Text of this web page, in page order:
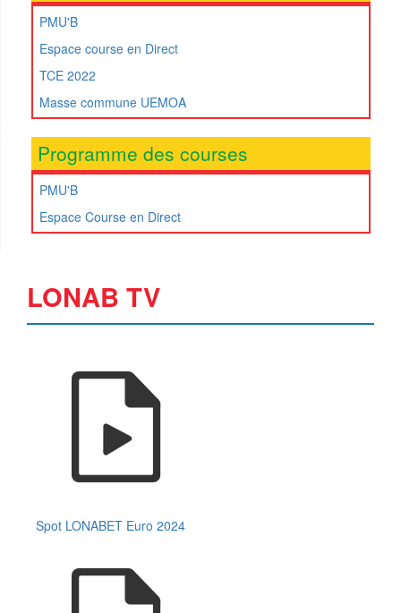
PMU'B
Espace course en Direct
TCE 2022
Masse commune UEMOA
Programme des courses
PMU'B
Espace Course en Direct
LONAB TV
Spot LONABET Euro 2024